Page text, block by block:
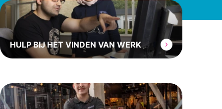
HULP BIJ HET VINDEN VAN WERK